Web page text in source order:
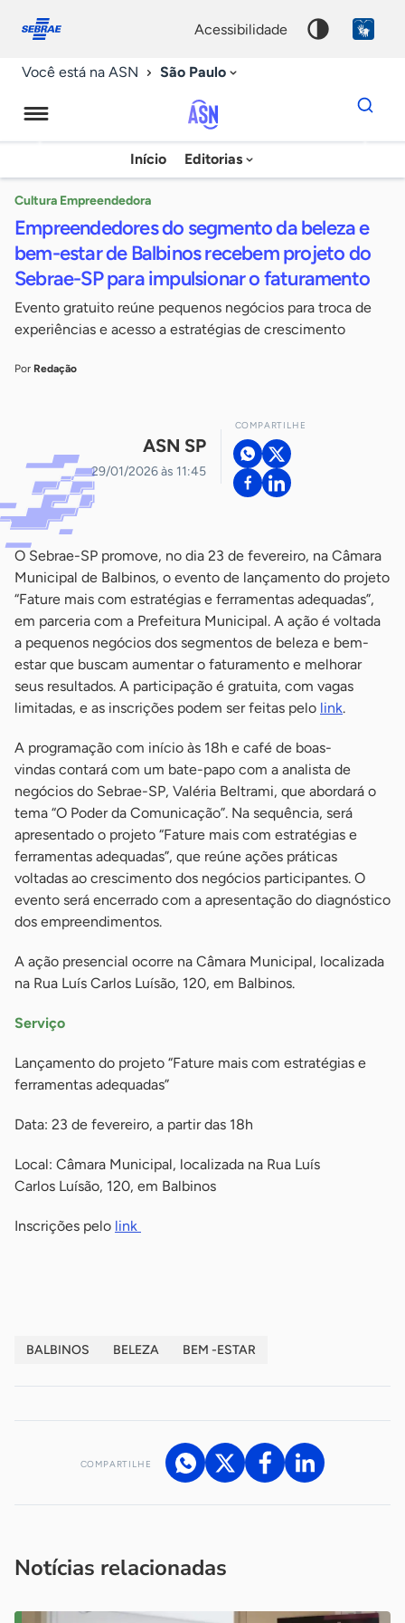
conosco
acessibilidade
Você está na ASN São Paulo
Agência
Sebrae
Notícias
Início Editorias
Dados
para
chave
Cultura Empreendedora
Empreendedores do segmento da beleza e
bem-estar de Balbinos recebem projeto do
Sebrae-SP para impulsionar o faturamento
Evento gratuito reúne pequenos negócios para troca de
experiências e acesso a estratégias de crescimento
Por Redação
ASN SP
29/01/2026 às 11:45
COMPARTILHE
O Sebrae-SP promove, no dia 23 de fevereiro, na Câmara
Municipal de Balbinos, o evento de lançamento do projeto
“Fature mais com estratégias e ferramentas adequadas”,
em parceria com a Prefeitura Municipal. A ação é voltada
a pequenos negócios dos segmentos de beleza e bem-
estar que buscam aumentar o faturamento e melhorar
seus resultados. A participação é gratuita, com vagas
limitadas, e as inscrições podem ser feitas pelo link.
A programação com início às 18h e café de boas-
vindas contará com um bate-papo com a analista de
negócios do Sebrae-SP, Valéria Beltrami, que abordará o
tema “O Poder da Comunicação”. Na sequência, será
apresentado o projeto “Fature mais com estratégias e
ferramentas adequadas”, que reúne ações práticas
voltadas ao crescimento dos negócios participantes. O
evento será encerrado com a apresentação do diagnóstico
dos empreendimentos.
A ação presencial ocorre na Câmara Municipal, localizada
na Rua Luís Carlos Luísão, 120, em Balbinos.
Serviço
Lançamento do projeto “Fature mais com estratégias e
ferramentas adequadas”
Data: 23 de fevereiro, a partir das 18h
Local: Câmara Municipal, localizada na Rua Luís
Carlos Luísão, 120, em Balbinos
Inscrições pelo link
BALBINOS BELEZA BEM -ESTAR
COMPARTILHE
Notícias relacionadas